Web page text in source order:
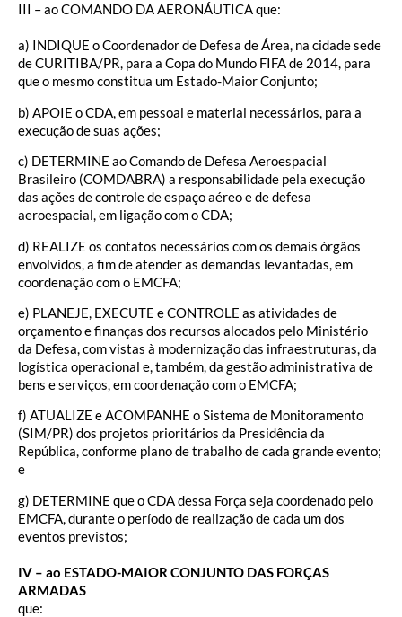
III – ao COMANDO DA AERONÁUTICA que:
a) INDIQUE o Coordenador de Defesa de Área, na cidade sede
de CURITIBA/PR, para a Copa do Mundo FIFA de 2014, para
que o mesmo constitua um Estado-Maior Conjunto;
b) APOIE o CDA, em pessoal e material necessários, para a
execução de suas ações;
c) DETERMINE ao Comando de Defesa Aeroespacial
Brasileiro (COMDABRA) a responsabilidade pela execução
das ações de controle de espaço aéreo e de defesa
aeroespacial, em ligação com o CDA;
d) REALIZE os contatos necessários com os demais órgãos
envolvidos, a fim de atender as demandas levantadas, em
coordenação com o EMCFA;
e) PLANEJE, EXECUTE e CONTROLE as atividades de
orçamento e finanças dos recursos alocados pelo Ministério
da Defesa, com vistas à modernização das infraestruturas, da
logística operacional e, também, da gestão administrativa de
bens e serviços, em coordenação com o EMCFA;
f) ATUALIZE e ACOMPANHE o Sistema de Monitoramento
(SIM/PR) dos projetos prioritários da Presidência da
República, conforme plano de trabalho de cada grande evento;
e
g) DETERMINE que o CDA dessa Força seja coordenado pelo
EMCFA, durante o período de realização de cada um dos
eventos previstos;
IV – ao ESTADO-MAIOR CONJUNTO DAS FORÇAS
ARMADAS
que: